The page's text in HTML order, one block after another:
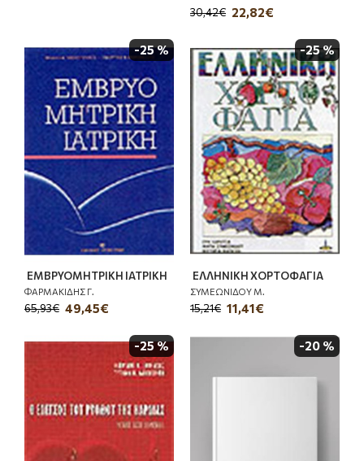
22,82€
30,42€
-25 %
ΕΜΒΡΥΟΜΗΤΡΙΚΗ ΙΑΤΡΙΚΗ
ΦΑΡΜΑΚΙΔΗΣ Γ.
49,45€
65,93€
-25 %
ΕΛΛΗΝΙΚΗ ΧΟΡΤΟΦΑΓΙΑ
ΣΥΜΕΩΝΙΔΟΥ Μ.
11,41€
15,21€
-25 % -20 %